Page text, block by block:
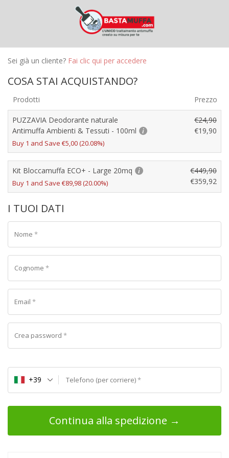
Sei già un cliente? Fai clic qui per accedere
COSA STAI ACQUISTANDO?
Prodotti Prezzo
PUZZAVIA Deodorante naturale
Antimuffa Ambienti & Tessuti - 100ml
Buy 1 and Save €5,00(20.08%)
€24,90
€19,90
Kit Bloccamuffa ECO+ - Large 20mq
Buy 1 and Save €89,98(20.00%)
€449,90
€359,92
I TUOI DATI
Nome *
Cognome *
Email *
Crea password *
Telefono (per corriere)*
+39
Continua alla spedizione →